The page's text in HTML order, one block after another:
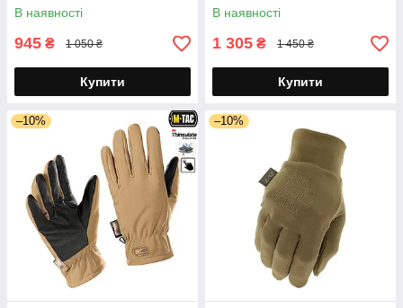
В наявності
945 ₴ 1 050 ₴
Купити
В наявності
1 305 ₴ 1 450 ₴
Купити
–10% –10%